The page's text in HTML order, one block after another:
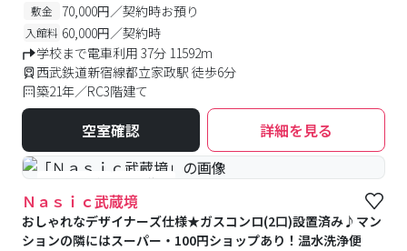
敷金 70,000円／契約時お預り
入館料 60,000円／契約時
学校まで電車利用 37分 11592m
西武鉄道新宿線都立家政駅 徒歩6分
築21年／RC3階建て
空室確認 詳細を見る
#予約受付中 #空室待ち
Ｎａｓｉｃ武蔵境
おしゃれなデザイナーズ仕様★ガスコンロ(2口)設置済み♪マン
ションの隣にはスーパー・100円ショップあり！温水洗浄便